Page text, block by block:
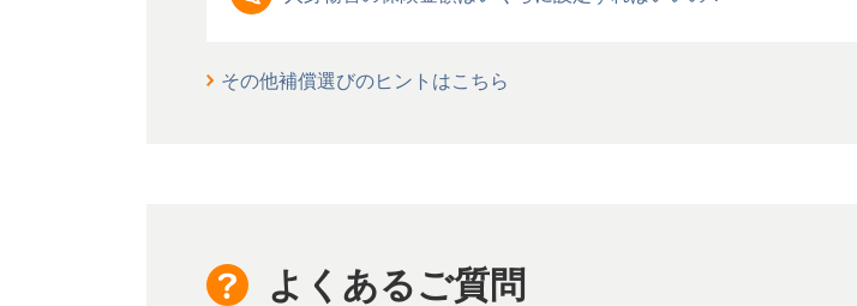
その他補償選びのヒントはこちら
よくあるご質問